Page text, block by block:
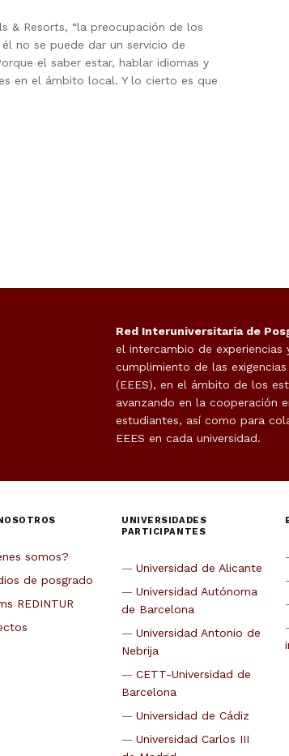
& Resorts, “la preocupación de los
no se puede dar un servicio de
el saber estar, hablar idiomas y
en el ámbito local. Y lo cierto es que
Red Interuniversitaria de
el intercambio de
cumplimiento de las
(EEES), en el ámbito de los
avanzando en la cooperación
estudiantes, así como para
EEES en cada universidad.
somos?
de posgrado
REDINTUR
UNIVERSIDADES
PARTICIPANTES
Universidad de Alicante
Universidad Autónoma
de Barcelona
Universidad Antonio de
Nebrija
CETT-Universidad de
Barcelona
Universidad de Cádiz
Universidad Carlos III